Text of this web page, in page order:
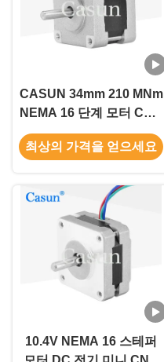
CASUN 34mm 210 MNm
NEMA 16 단계 모터 CNC
라우터 12V
최상의 가격을 얻으세요
10.4V NEMA 16 스테퍼